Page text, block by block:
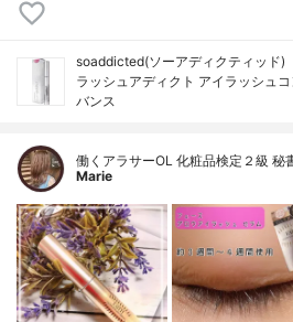
soaddicted(ソーアディクティッド)
ラッシュアディクト アイラッシュ
バンス
働くアラサーOL 化粧品検定２級 秘
Marie